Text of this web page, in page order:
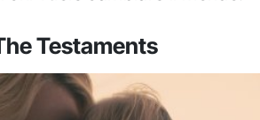
Testaments